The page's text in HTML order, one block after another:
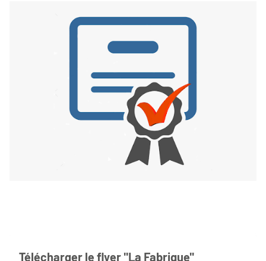
Télécharger le flyer "La Fabrique"